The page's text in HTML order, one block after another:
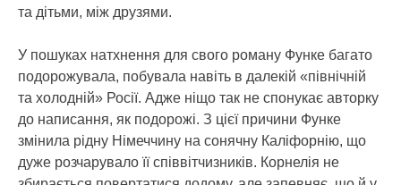
та дітьми, між друзями.
У пошуках натхнення для свого роману Функе багато
подорожувала, побувала навіть в далекій «північній
та холодній» Росії. Адже ніщо так не спонукає авторку
до написання, як подорожі. З цієї причини Функе
змінила рідну Німеччину на сонячну Каліфорнію, що
дуже розчарувало її співвітчизників. Корнелія не